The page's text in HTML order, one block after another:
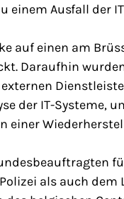
einem Ausfall der
auf einen am
Daraufhin
der IT-Systeme,
einer
als auch